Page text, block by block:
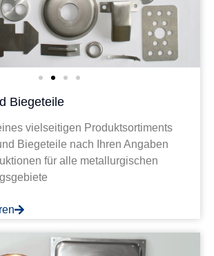
Biegeteile
vielseitigen Produktsortiments
Biegeteile nach Ihren Angaben
für alle metallurgischen